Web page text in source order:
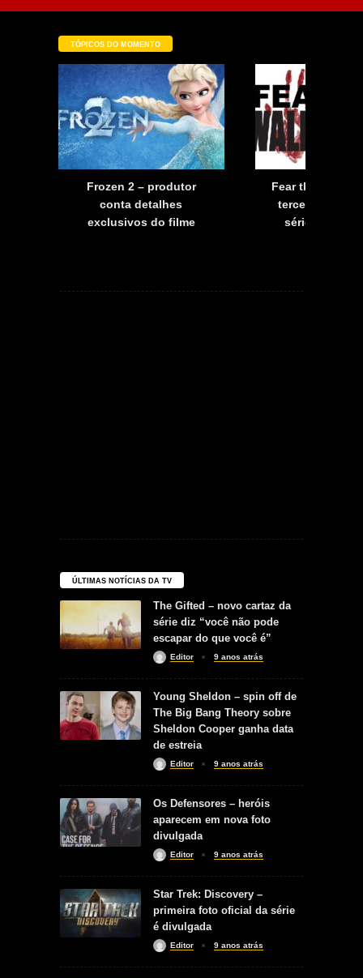
TÓPICOS DO MOMENTO
Frozen 2 – produtor
conta detalhes
exclusivos do filme
Fear the
terceira
série já tem
ÚLTIMAS NOTÍCIAS DA TV
The Gifted – novo cartaz da
série diz “você não pode
escapar do que você é”
Editor 9 anos atrás
Young Sheldon – spin off de
The Big Bang Theory sobre
Sheldon Cooper ganha data
de estreia
Editor 9 anos atrás
Os Defensores – heróis
aparecem em nova foto
divulgada
Editor 9 anos atrás
Star Trek: Discovery –
primeira foto oficial da série
é divulgada
Editor 9 anos atrás